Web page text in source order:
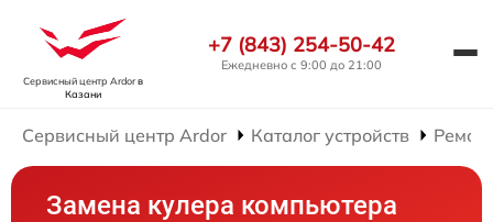
Сервисный центр Ardorв
Казани
+7 (843) 254-50-42
Ежедневно с 9:00 до 21:00
Сервисный центр Ardor Каталог устройств
Замена кулера компьютера